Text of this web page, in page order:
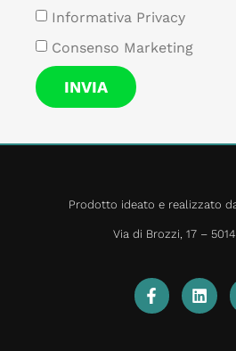
Informativa Privacy
Consenso Marketing
INVIA
Prodotto ideato e realizzato
Via di Brozzi, 17 –